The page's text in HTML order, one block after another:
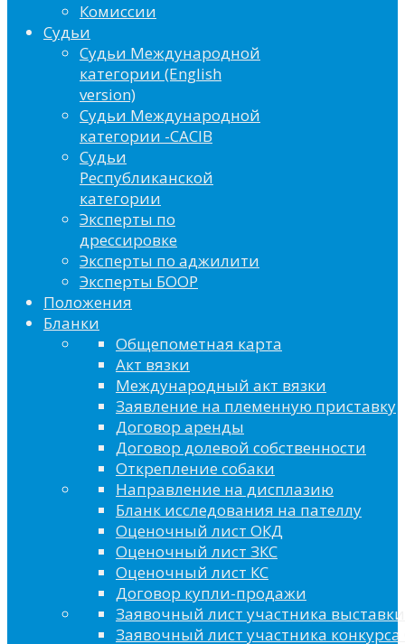
Комиссии
Судьи
Судьи Международной
категории (English
version)
Судьи Международной
категории -CACIB
Судьи
Республиканской
категории
Эксперты по
дрессировке
Эксперты по аджилити
Эксперты БООР
Положения
Бланки
Общепометная карта
Акт вязки
Международный акт вязки
Заявление на племенную приставку
Договор аренды
Договор долевой собственности
Открепление собаки
Направление на дисплазию
Бланк исследования на пателлу
Оценочный лист ОКД
Оценочный лист ЗКС
Оценочный лист КС
Договор купли-продажи
Заявочный лист участника выставки
Заявочный лист участника конкурса